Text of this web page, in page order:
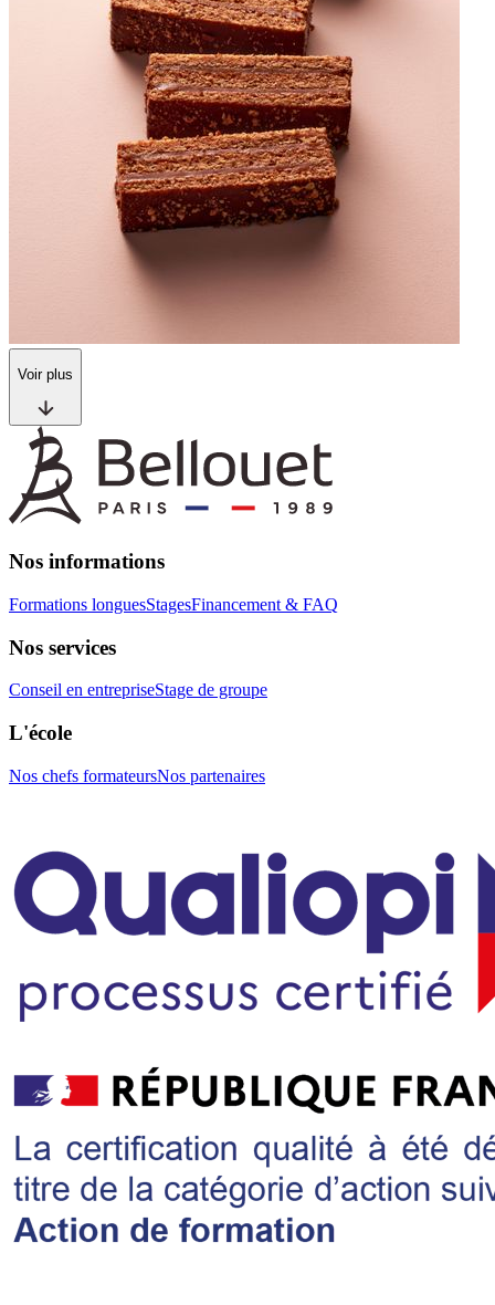
Voir plus
Nos informations
Formations longuesStagesFinancement & FAQ
Nos services
Conseil en entrepriseStage de groupe
L'école
Nos chefs formateursNos partenaires